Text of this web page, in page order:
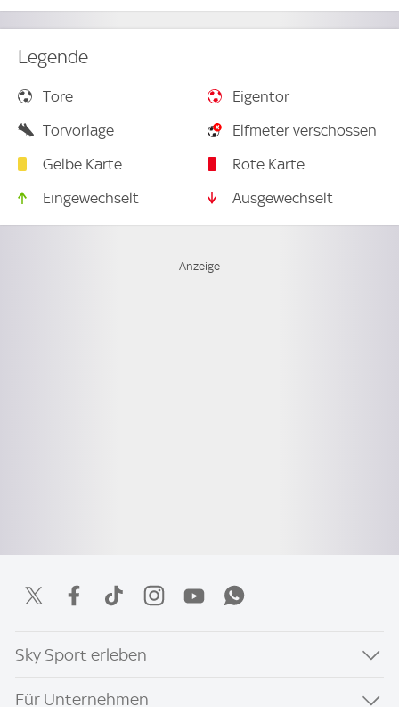
Legende
Tore
Eigentor
Torvorlage
Elfmeter verschossen
Gelbe Karte
Rote Karte
Eingewechselt
Ausgewechselt
Sky Sport erleben
Für Unternehmen